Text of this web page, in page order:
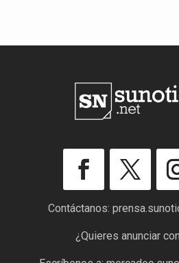
Contáctanos:
¿Quieres anunciar